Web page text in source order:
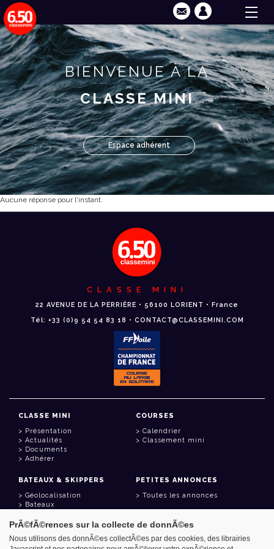
BIENVENUE À LA
CLASSE MINI
Espace adhérent
Aucune réponse pour l'instant.
CLASSE MINI
22 AVENUE DE LA PERRIÈRE • 56100 LORIENT • France
Tél: +33 (0)9 54 54 83 18 • CONTACT@CLASSEMINI.COM
CLASSE MINI
Présentation
Actualités
Documents
Adhérer
COURSES
Calendrier
Classement mini
BATEAUX & SKIPPERS
Géolocalisation
Bateaux
PETITES ANNONCES
Toutes les annonces
LIENS UTILES
PrÃ©fÃ©rences sur la collecte de donnÃ©es
Nous utilisons des donnÃ©es collectÃ©es par des cookies, des librairies